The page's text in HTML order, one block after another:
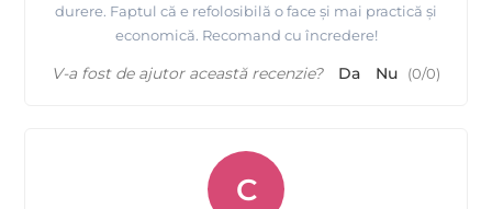
durere. Faptul că e refolosibilă o face și mai practică și
economică. Recomand cu încredere!
V-a fost de ajutor această recenzie? Da Nu (0/0)
C